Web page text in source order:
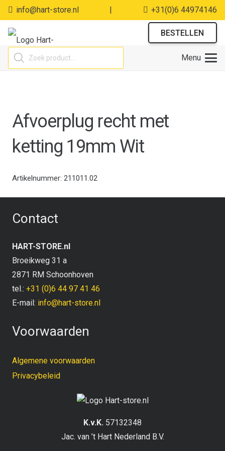
info@hart-store.nl | +31(0)6 44974146
BESTELLEN
Producten
zoeken
Menu
Afvoerplug recht met
ketting 19mm Wit
Artikelnummer: 211011.02
Contact
HART-STORE.nl
Broeikweg 31 a
2871 RM Schoonhoven
tel.: +31 (0)6 44 97 41 46
E-mail: info@hart-store.nl
Voorwaarden
Algemene voorwaarden
Privacybeleid
K.v.K. 57132348
Jac. van ’t Hart Nederland B.V.